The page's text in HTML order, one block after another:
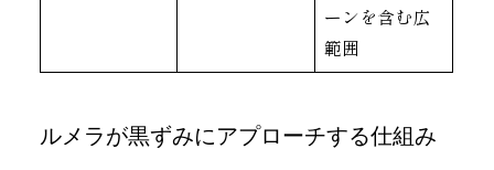
ーンを含む広
範囲
ルメラが黒ずみにアプローチする仕組み